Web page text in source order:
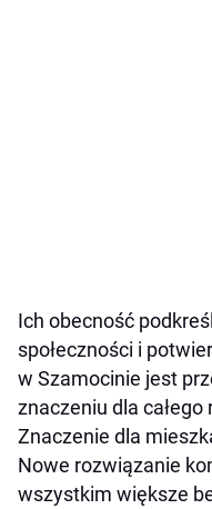
Ich obecność
społeczności i
w Szamocinie jest
znaczeniu dla całego
Znaczenie dla
Nowe rozwiązanie
wszystkim większe